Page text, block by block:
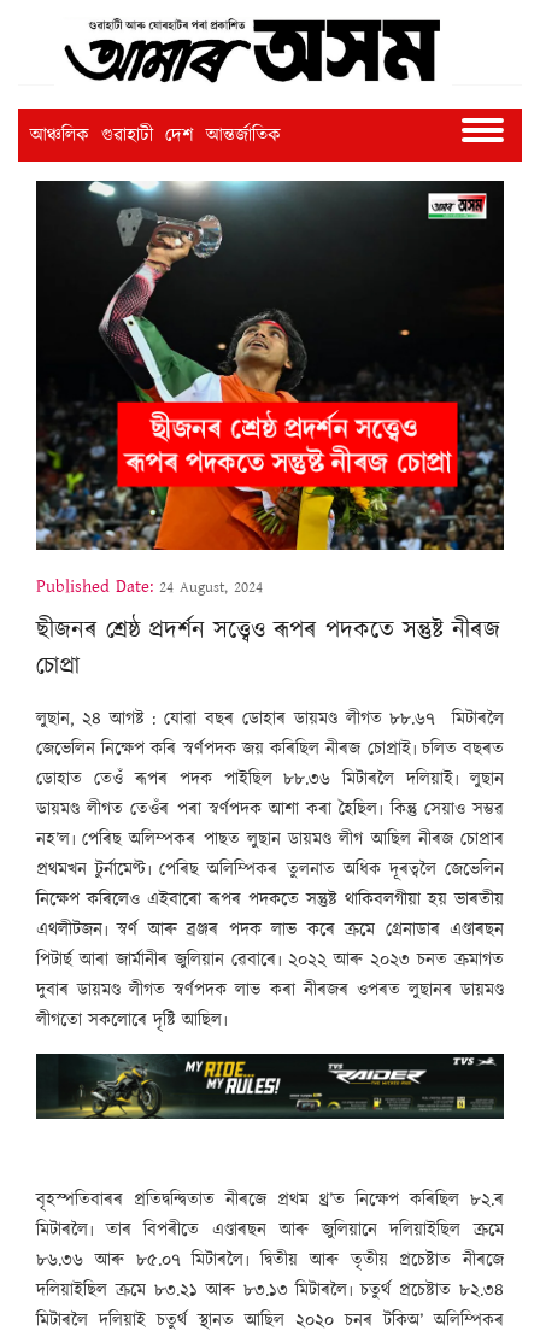
আঞ্চলিক গুৱাহাটী দেশ আন্তৰ্জাতিক
Published Date: 24 August, 2024
ছীজনৰ শ্ৰেষ্ঠ প্ৰদৰ্শন সত্ত্বেও ৰূপৰ পদকতে সন্তুষ্ট নীৰজ
চোপ্ৰা
লুছান, ২৪ আগষ্ট : যোৱা বছৰ ডোহাৰ ডায়মণ্ড লীগত ৮৮.৬৭ মিটাৰলৈ
জেভেলিন নিক্ষেপ কৰি স্বৰ্ণপদক জয় কৰিছিল নীৰজ চোপ্ৰাই৷ চলিত বছৰত
ডোহাত তেওঁ ৰূপৰ পদক পাইছিল ৮৮.৩৬ মিটাৰলৈ দলিয়াই৷ লুছান
ডায়মণ্ড লীগত তেওঁৰ পৰা স্বৰ্ণপদক আশা কৰা হৈছিল৷ কিন্তু সেয়াও সম্ভৱ
নহ’ল৷ পেৰিছ অলিম্পকৰ পাছত লুছান ডায়মণ্ড লীগ আছিল নীৰজ চোপ্ৰাৰ
প্ৰথমখন টুৰ্নামেণ্ট৷ পেৰিছ অলিম্পিকৰ তুলনাত অধিক দূৰত্বলৈ জেভেলিন
নিক্ষেপ কৰিলেও এইবাৰো ৰূপৰ পদকতে সন্তুষ্ট থাকিবলগীয়া হয় ভাৰতীয়
এথলীটজন৷ স্বৰ্ণ আৰু ব্ৰঞ্জৰ পদক লাভ কৰে ক্ৰমে গ্ৰেনাডাৰ এণ্ডাৰছন
পিটাৰ্ছ আৰা জাৰ্মানীৰ জুলিয়ান ৱেবাৰে৷ ২০২২ আৰু ২০২৩ চনত ক্ৰমাগত
দুবাৰ ডায়মণ্ড লীগত স্বৰ্ণপদক লাভ কৰা নীৰজৰ ওপৰত লুছানৰ ডায়মণ্ড
লীগতো সকলোৰে দৃষ্টি আছিল৷
বৃহস্পতিবাৰৰ প্ৰতিদ্বন্দ্বিতাত নীৰজে প্ৰথম থ্ৰ’ত নিক্ষেপ কৰিছিল ৮২.ৰ
মিটাৰলৈ৷ তাৰ বিপৰীতে এণ্ডাৰছন আৰু জুলিয়ানে দলিয়াইছিল ক্ৰমে
৮৬.৩৬ আৰু ৮৫.০৭ মিটাৰলৈ৷ দ্বিতীয় আৰু তৃতীয় প্ৰচেষ্টাত নীৰজে
দলিয়াইছিল ক্ৰমে ৮৩.২১ আৰু ৮৩.১৩ মিটাৰলৈ৷ চতুৰ্থ প্ৰচেষ্টাত ৮২.৩৪
মিটাৰলৈ দলিয়াই চতুৰ্থ স্থানত আছিল ২০২০ চনৰ টকিঅ’ অলিম্পিকৰ